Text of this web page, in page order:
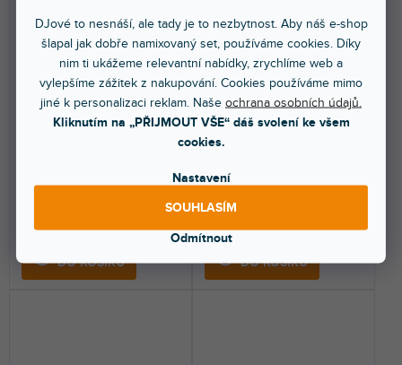
DJové to nesnáší, ale tady je to nezbytnost. Aby náš e-shop
šlapal jak dobře namixovaný set, používáme cookies. Díky
nim ti ukážeme relevantní nabídky, zrychlíme web a
vylepšíme zážitek z nakupování. Cookies používáme mimo
jiné k personalizaci reklam. Naše ochrana osobních údajů.
Kliknutím na „PŘIJMOUT VŠE“ dáš svolení ke všem
cookies.
Nastavení
Odmítnout
SOUHLASÍM
Foliový balón Love
140x35cm stříbrný
Skladem na prodejně
DO KOŠÍKU
stříbrný, velikost cca 140 x 35 cm
(55 x 14'').
🔥 SEZONNÍ VÝPRODEJ
Foliový balón One 66x37cm
zlatý
DO KOŠÍKU
ve zlaté barvě, velikost přibližně
66 x 37 cm.